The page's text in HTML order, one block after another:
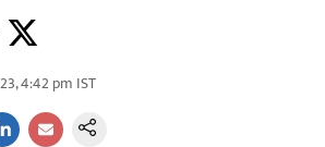
4:42 pm IST